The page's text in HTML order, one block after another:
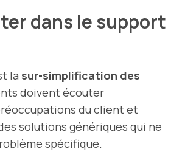
dans le support
la sur-simplification des
doivent écouter
du client et
solutions génériques qui ne
spécifique.